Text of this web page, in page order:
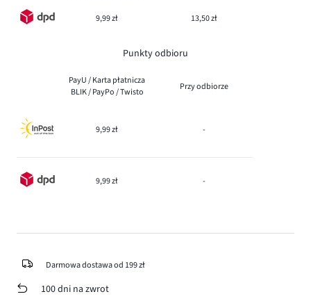
9,99 zł 13,50 zł
Punkty odbioru
PayU / Karta płatnicza
BLIK / PayPo / Twisto
Przy odbiorze
9,99 zł -
9,99 zł -
Darmowa dostawa od 199 zł
100 dni na zwrot